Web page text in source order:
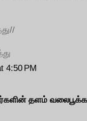
4:50 PM
தளம்